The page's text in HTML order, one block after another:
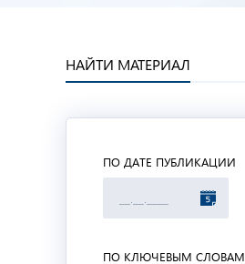
НАЙТИ МАТЕРИАЛ
ПО ДАТЕ ПУБЛИКАЦИИ
ПО КЛЮЧЕВЫМ СЛОВАМ